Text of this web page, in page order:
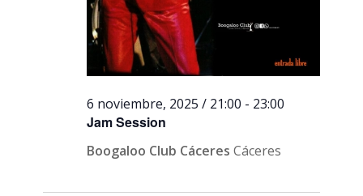
Jam Session
6 noviembre, 2025 / 21:00 - 23:00
Boogaloo Club CáceresCáceres